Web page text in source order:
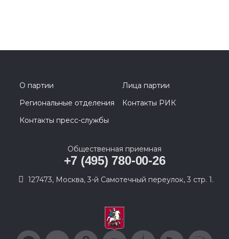
О партии
Лица партии
Региональные отделения
Контакты РИК
Контакты пресс-службы
Общественная приемная
+7 (495) 780-00-26
127473, Москва, 3-й Самотечный переулок, 3 стр. 1.